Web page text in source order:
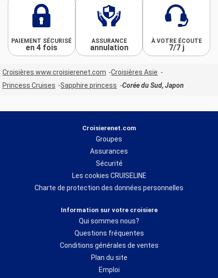
PAIEMENT SÉCURISÉ
en 4 fois
ASSURANCE
annulation
À VOTRE ÉCOUTE
7/7 j
Croisières www.croisierenet.com
Croisières Asie
Princess Cruises
Sapphire princess Corée du Sud, Japon
Croisierenet.com
Groupes
Assurances
Sécurité
Les cookies CRUISELINE
Charte de protection des données personnelles
Information sur votre croisiere
Qui sommes nous?
Questions fréquentes
Conditions générales de ventes
Plan du site
Emploi